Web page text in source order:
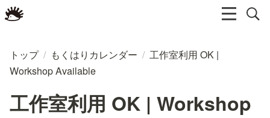
トップ / もくはりカレンダー / 工作室利用 OK |
Workshop Available
工作室利用 OK | Workshop